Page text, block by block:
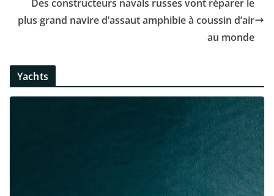
Des constructeurs navals russes vont réparer le
plus grand navire d’assaut amphibie à coussin d’air
au monde
Yachts